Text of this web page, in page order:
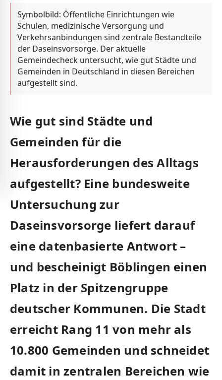
Symbolbild: Öffentliche Einrichtungen wie
Schulen, medizinische Versorgung und
Verkehrsanbindungen sind zentrale Bestandteile
der Daseinsvorsorge. Der aktuelle
Gemeindecheck untersucht, wie gut Städte und
Gemeinden in Deutschland in diesen Bereichen
aufgestellt sind.
Wie gut sind Städte und
Gemeinden für die
Herausforderungen des Alltags
aufgestellt? Eine bundesweite
Untersuchung zur
Daseinsvorsorge liefert darauf
eine datenbasierte Antwort –
und bescheinigt Böblingen einen
Platz in der Spitzengruppe
deutscher Kommunen. Die Stadt
erreicht Rang 11 von mehr als
10.800 Gemeinden und schneidet
damit in zentralen Bereichen wie